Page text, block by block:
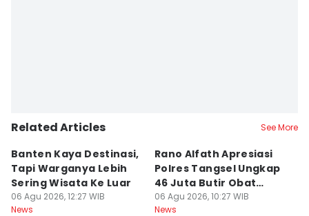
Related Articles See More
Banten Kaya Destinasi,
Tapi Warganya Lebih
Sering Wisata Ke Luar
06 Agu 2026, 12:27 WIB
News
Rano Alfath Apresiasi
Polres Tangsel Ungkap
46 Juta Butir Obat
Keras
06 Agu 2026, 10:27 WIB
News